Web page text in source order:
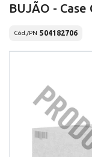
BUJÃO - Case
Cód./PN 504182706